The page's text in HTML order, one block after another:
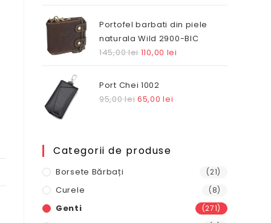
fost:
97,00 lei.
75,00 lei.
Portofel barbati din piele
naturala Wild 2900-BIC
145,00lei Prețul
a
fost:
110,00 lei
Port Chei 1002
95,00lei Prețul
fost:
65,00lei
Categorii de produse
Borsete Bărbați (21)
Curele (8)
Genti (271)